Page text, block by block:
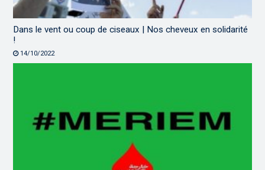
Dans le vent ou coup de ciseaux | Nos cheveux en solidarité
!
14/10/2022